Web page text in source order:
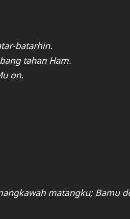
batarhin.
tahan Ham.
on.
matangku; Bamu